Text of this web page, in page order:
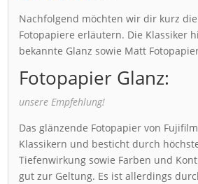
Nachfolgend möchten wir dir kurz
Fotopapiere erläutern. Die Klassiker
bekannte Glanz sowie Matt
Fotopapier Glanz:
unsere Empfehlung!
Das glänzende Fotopapier von
Klassikern und besticht durch
Tiefenwirkung sowie Farben und
gut zur Geltung. Es ist allerdings